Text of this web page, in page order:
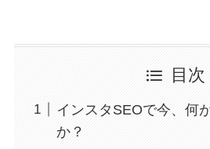
目次
インスタSEOで今、何
か？